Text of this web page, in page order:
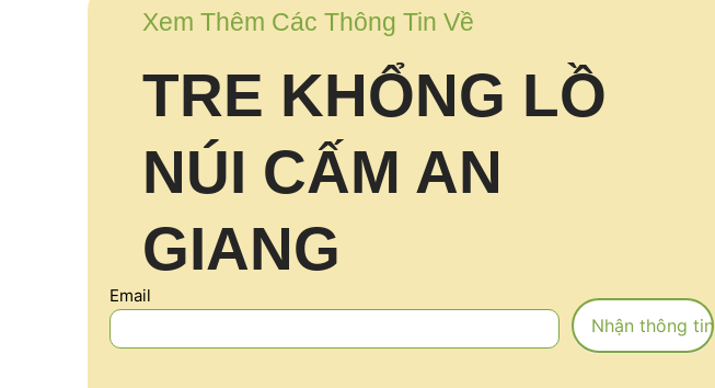
Xem Thêm Các Thông Tin Về
TRE KHỔNG LỒ
NÚI CẤM AN
GIANG
email
Email
Nhận thông tin